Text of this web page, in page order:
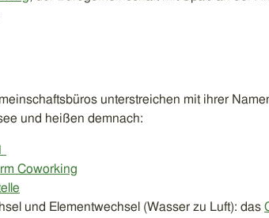
unterstreichen mit ihrer
und heißen demnach:
Coworking
und Elementwechsel (Wasser zu Luft): das